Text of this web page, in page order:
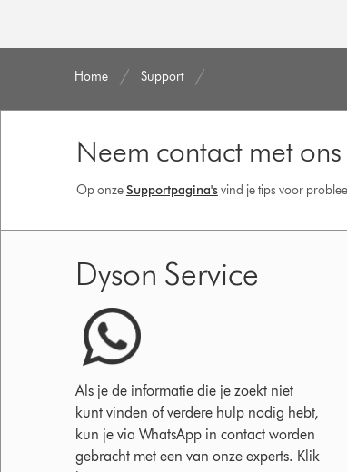
Home Support
Neem contact met
Op onzeSupportpagina'svind je tips voor
Dyson Service
Als je de informatie die je zoekt niet
kunt vinden of verdere hulp nodig hebt,
kun je via WhatsApp in contact worden
gebracht met een van onze experts. Klik